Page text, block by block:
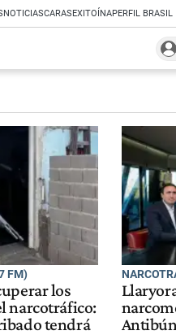
NOTICIASCARASEXITOÍNAPERFIL BRASIL
FM)
los
narcotráfico:
tendrá